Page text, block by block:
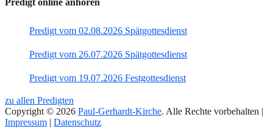
Predigt vom 02.08.2026 Spätgottesdienst
Predigt vom 26.07.2026 Spätgottesdienst
Predigt vom 19.07.2026 Festgottesdienst
zu allen Predigten
Copyright © 2026 Paul-Gerhardt-Kirche. Alle Rechte vorbehalten |
Impressum | Datenschutz